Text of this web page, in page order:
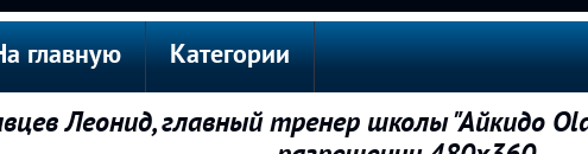
главную Категории
Леонид, главный тренер школы "Айкидо